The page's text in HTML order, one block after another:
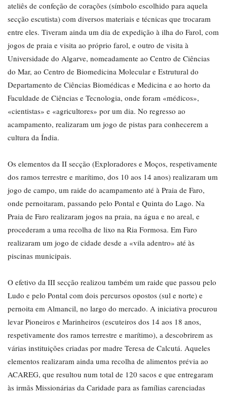
ateliês de confeção de corações (símbolo escolhido para aquela
secção escutista) com diversos materiais e técnicas que trocaram
entre eles. Tiveram ainda um dia de expedição à ilha do Farol, com
jogos de praia e visita ao próprio farol, e outro de visita à
Universidade do Algarve, nomeadamente ao Centro de Ciências
do Mar, ao Centro de Biomedicina Molecular e Estrutural do
Departamento de Ciências Biomédicas e Medicina e ao horto da
Faculdade de Ciências e Tecnologia, onde foram «médicos»,
«cientistas» e «agricultores» por um dia. No regresso ao
acampamento, realizaram um jogo de pistas para conhecerem a
cultura da Índia.
Os elementos da II secção (Exploradores e Moços, respetivamente
dos ramos terrestre e marítimo, dos 10 aos 14 anos) realizaram um
jogo de campo, um raide do acampamento até à Praia de Faro,
onde pernoitaram, passando pelo Pontal e Quinta do Lago. Na
Praia de Faro realizaram jogos na praia, na água e no areal, e
procederam a uma recolha de lixo na Ria Formosa. Em Faro
realizaram um jogo de cidade desde a «vila adentro» até às
piscinas municipais.
O efetivo da III secção realizou também um raide que passou pelo
Ludo e pelo Pontal com dois percursos opostos (sul e norte) e
pernoita em Almancil, no largo do mercado. A iniciativa procurou
levar Pioneiros e Marinheiros (escuteiros dos 14 aos 18 anos,
respetivamente dos ramos terrestre e marítimo), a descobrirem as
várias instituições criadas por madre Teresa de Calcutá. Aqueles
elementos realizaram ainda uma recolha de alimentos prévia ao
ACAREG, que resultou num total de 120 sacos e que entregaram
às irmãs Missionárias da Caridade para as famílias carenciadas